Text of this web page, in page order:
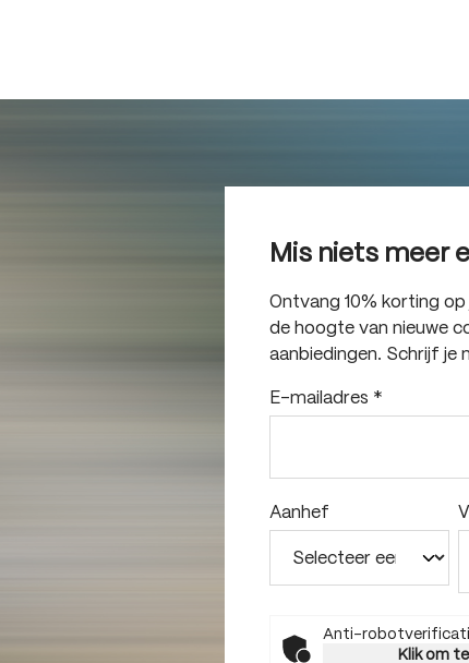
Mis niets meer
Ontvang 10% korting
de hoogte van nieuwe
aanbiedingen. Schrijf je
E-mailadres *
Aanhef
Anti-
Klik om